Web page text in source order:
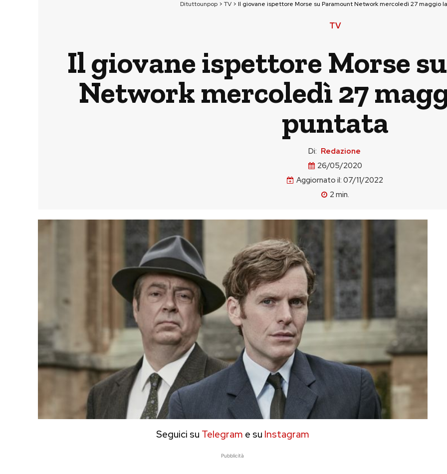
Dituttounpop > TV > Il giovane ispettore Morse su Paramount Network mercoledì 27 maggio
TV
Il giovane ispettore Morse
Network mercoledì 27
puntata
Di: Redazione
26/05/2020
Aggiornato il: 07/11/2022
2 min.
Seguici su Telegram e su Instagram
Pubblicità